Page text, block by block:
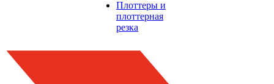
Плоттеры и
плоттерная
резка